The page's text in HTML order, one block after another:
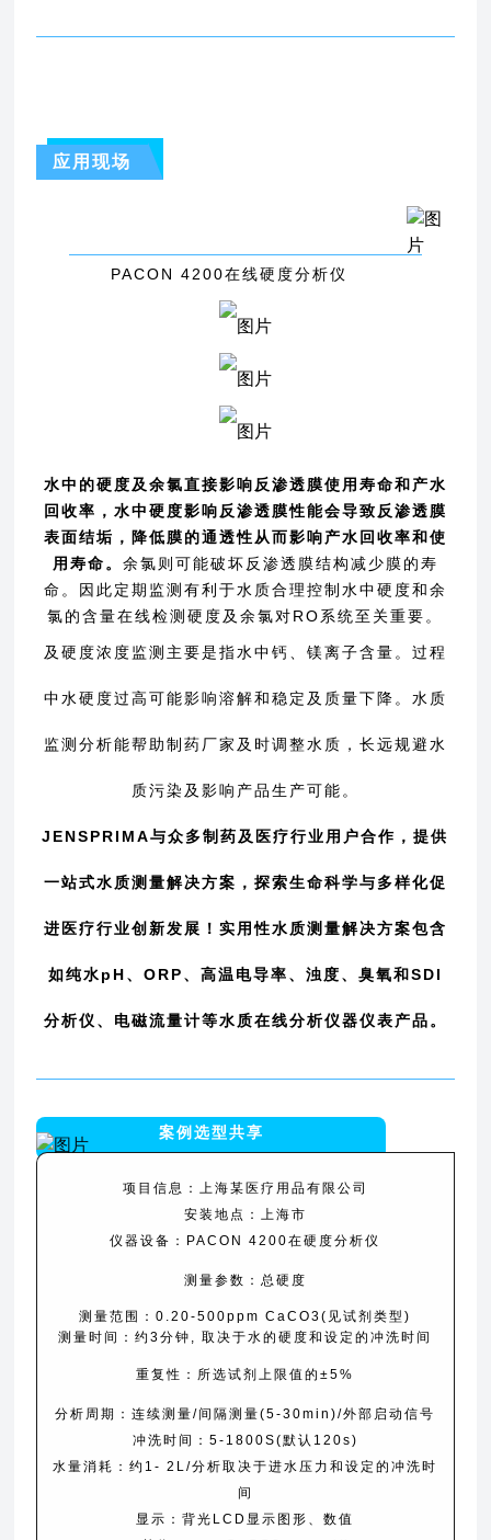
应用现场
PACON 4200在线硬度分析仪
水中的硬度及余氯直接影响反渗透膜使用寿命和产水
回收率，水中硬度影响反渗透膜性能会导致反渗透膜
表面结垢，降低膜的通透性从而影响产水回收率和使
用寿命。 余氯则可能破坏反渗透膜结构减少膜的寿
命。因此定期监测有利于水质合理控制水中硬度和余
氯的含量在线检测硬度及余氯对RO系统至关重要。
及 硬度浓度监测主要是指水中钙、镁离子含量。过程
中水硬度过高可能影响溶解和稳定及质量下降。水质
监测分析能帮助制药厂家及时调整水质，长远规避水
质污染及影响产品生产可能。
JENSPRIMA与众多制药及医疗行业用户合作，提供
一站式水质测量解决方案，探索生命科学与多样化促
进医疗行业创新发展！实用性水质测量解决方案包含
如纯水pH、ORP、高温电导率、浊度、臭氧和SDI
分析仪、电磁流量计等水质在线分析仪器仪表产品。
案例选型共享
项目信息： 上海某医疗用品有限公司
安装地点：上海市
仪器设备：PACON 4200在硬度分析仪
测量参数：总硬度
测量范围：0.20-500ppm CaCO3(见试剂类型)
测量时间：约3分钟, 取决于水的硬度和设定的冲洗时间
重复性： 所选试剂上限值的±5%
分析周期：连续测量/间隔测量(5-30min)/外部启动信号
冲洗时间：5-1800S(默认120s)
水量消耗：约1- 2L/分析取决于进水压力和设定的冲洗时
间
显示：背光LCD显示图形、数值